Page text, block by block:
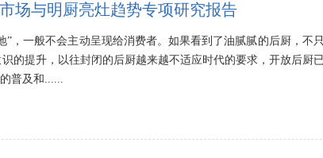
场与明厨亮灶趋势专项研究报告
”，一般不会主动呈现给消费者。如果看到了油腻腻的后厨，不
的提升，以往封闭的后厨越来越不适应时代的要求，开放后厨
普及和......